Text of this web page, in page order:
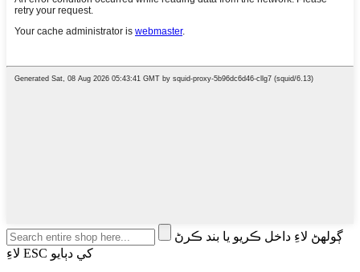
ڳولهڻ لاءِ داخل ڪريو يا بند ڪرڻ
لاءِ ESC کي دٻايو